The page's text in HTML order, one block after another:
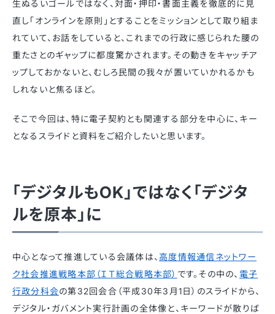
生ぬるいゴールではなく、対面・押印・書面主義を徹底的に見
直し「オンラインを原則」とすることをミッションとして取り組ま
れていて、お話をしていると、これまでの行政に感じられた腰の
重たさとのギャップに都度驚かされます。その動きをキャッチア
ップしておかないと、むしろ民間の我々が置いていかれるかも
しれないと焦るほど。
そこで今回は、特に電子契約とも関連する部分を中心に、キー
となるスライドと資料をご紹介したいと思います。
「デジタルもOK」ではなく「デジタ
ルを原本」に
中心となって推進している会議体は、 高度情報通信ネットワー
ク社会推進戦略本部（ＩＴ総合戦略本部） です。その中の、 電子
行政分科会の第32回会合（平成30年3月1日）のスライドから、
デジタル・ガバメント実行計画の全体像と、キーワードが散りば